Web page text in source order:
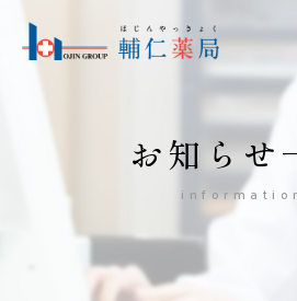
お知らせ